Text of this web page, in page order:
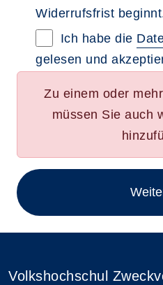
Widerrufsfrist
Ich habe die
gelesen und
Zu einem oder
müssen Sie auch
Volkshochschul